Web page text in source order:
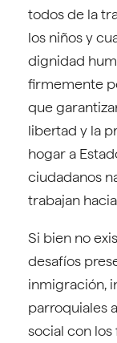
todos de la
los niños y
dignidad
firmemente
que
libertad y la
hogar a
ciudadanos
trabajan
Si bien no
desafíos
inmigración,
parroquiales
social con